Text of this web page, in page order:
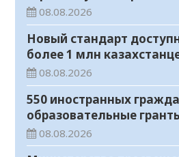
08.08.2026
Новый стандарт
более 1 млн
телемедицинские услуги
08.08.2026
550 иностранных
образовательные
Казахстане
08.08.2026